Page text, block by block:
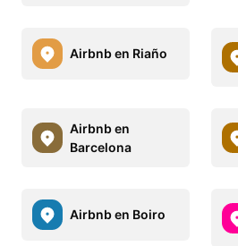
Airbnb en Riaño
Airbnb en
Barcelona
Airbnb en Boiro